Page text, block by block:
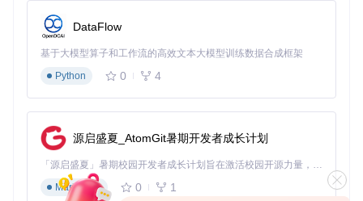
DataFlow
基于大模型算子和工作流的高效文本大模型训练数据合成框架
Python
0 4
源启盛夏_AtomGit暑期开发者成长计划
「源启盛夏」暑期校园开发者成长计划旨在激活校园开源力量，通过积分激励、认证扶持、资源倾斜等形式，引导高校组织和开发者完成「入驻 — 建项目 — 做贡献 — 获认证 — 得资源」的完整闭环。无论你是想带领社团入驻平台的组织者，还是希望用代码贡献证明自己的开发者，都能在这里找到属于你的成长路径。
Markdown
0 1